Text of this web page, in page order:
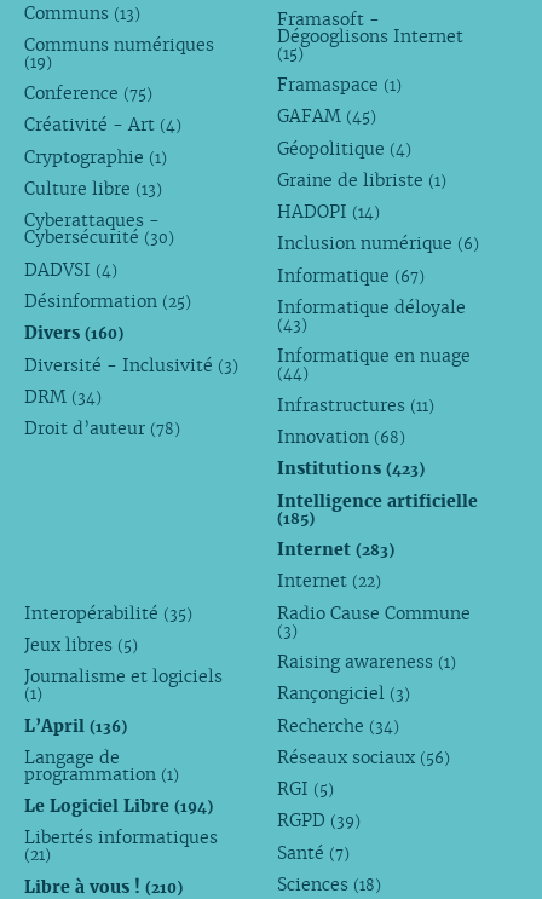
Communs (13)
Communs numériques
(19)
Conference (75)
Créativité - Art (4)
Cryptographie (1)
Culture libre (13)
Cyberattaques -
Cybersécurité (30)
DADVSI (4)
Désinformation (25)
Divers (160)
Diversité - Inclusivité (3)
DRM (34)
Droit d’auteur (78)
Framasoft -
Dégooglisons Internet
(15)
Framaspace (1)
GAFAM (45)
Géopolitique (4)
Graine de libriste (1)
HADOPI (14)
Inclusion numérique (6)
Informatique (67)
Informatique déloyale
(43)
Informatique en nuage
(44)
Infrastructures (11)
Innovation (68)
Institutions(423)
Intelligence artificielle
(185)
Internet(283)
Internet (22)
Interopérabilité (35)
Jeux libres (5)
Journalisme et logiciels
(1)
L’April (136)
Langage de
programmation (1)
Le Logiciel Libre (194)
Libertés informatiques
(21)
Libre à vous ! (210)
Radio Cause Commune
(3)
Raising awareness (1)
Rançongiciel (3)
Recherche (34)
Réseaux sociaux (56)
RGI (5)
RGPD (39)
Santé (7)
Sciences (18)